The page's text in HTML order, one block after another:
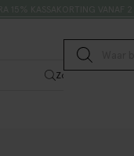
Submit
Zoeken